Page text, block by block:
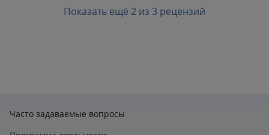
задумываемся о том, какой ценой или риском были
получены эти фотографии. Линси Аддарио –
своей карьеры в качестве военного фотографа. Она
Показать ещё 2 из 3 рецензий
Часто задаваемые вопросы